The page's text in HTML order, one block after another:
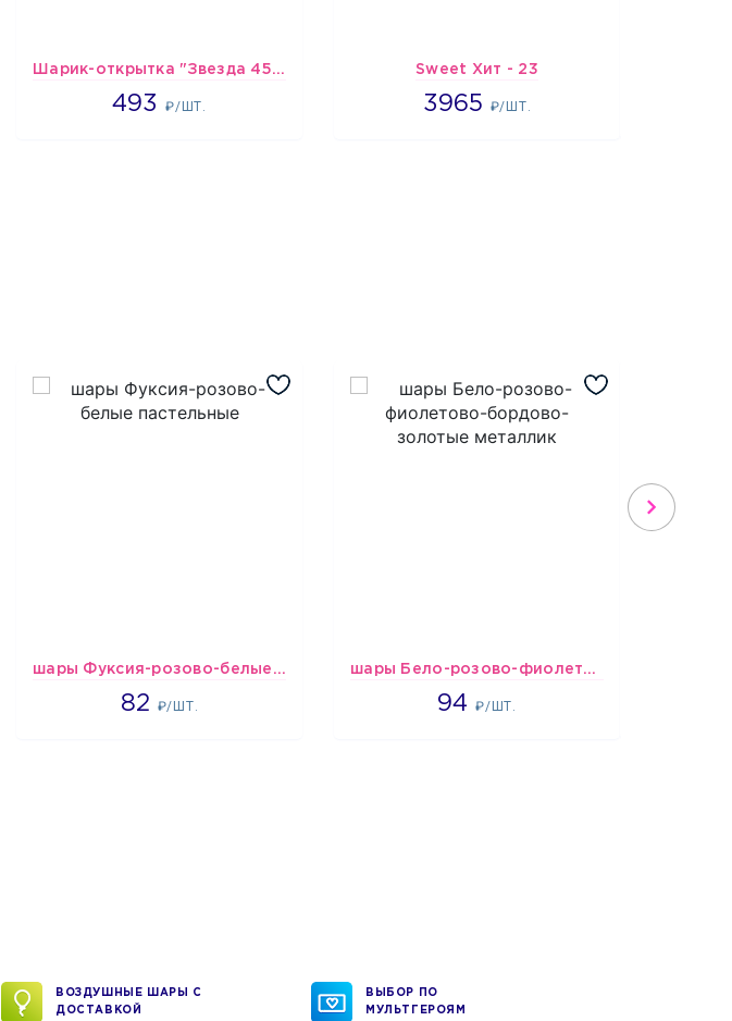
Шарик-открытка "Звезда 45 см" №1
493₽/ШТ.
493 Sweet Хит - 23
3965 ₽/ШТ.
3965
шары Фуксия-розово-белые пастельные
82 ₽/ШТ.
1637 шары Бело-розово-фиолетово-бордово-золотые металлик
94₽/ШТ.
1697
ВОЗДУШНЫЕ ШАРЫ С
ДОСТАВКОЙ
ВЫБОР ПО
МУЛЬТГЕРОЯМ